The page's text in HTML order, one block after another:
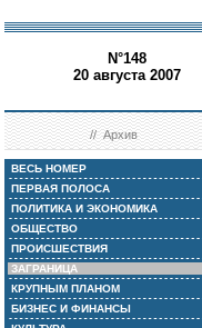
N°148
20 августа 2007
//Архив
ВЕСЬ НОМЕР
ПЕРВАЯ ПОЛОСА
ПОЛИТИКА И ЭКОНОМИКА
ОБЩЕСТВО
ПРОИСШЕСТВИЯ
ЗАГРАНИЦА
КРУПНЫМ ПЛАНОМ
БИЗНЕС И ФИНАНСЫ